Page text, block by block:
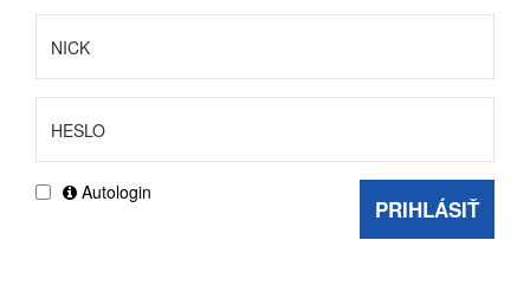
Autologin
PRIHLÁSIŤ